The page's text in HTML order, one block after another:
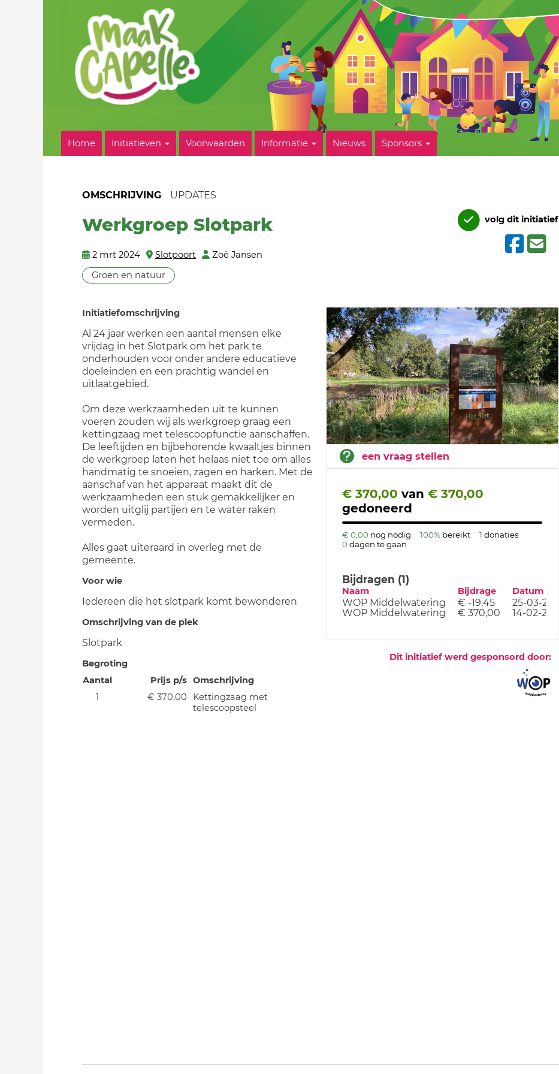
Home Initiatieven Voorwaarden Informatie Nieuws Sponsors
OMSCHRIJVING UPDATES
Werkgroep Slotpark
2 mrt 2024 Slotpoort
Zoë Jansen
Groen en natuur
volg dit initiatief
een vraag stellen
€ 370,00 van € 370,00
gedoneerd
€ 0,00 nog nodig 100% bereikt 1 donaties
0 dagen te gaan
Bijdragen (1)
Naam Bijdrage Datum
WOP Middelwatering € -19,45
25-03-24
WOP Middelwatering
€ 370,00 14-02-24
Dit initiatief werd gesponsord door:
Initiatiefomschrijving
Al 24 jaar werken een aantal mensen elke
vrijdag in het Slotpark om het park te
onderhouden voor onder andere educatieve
doeleinden en een prachtig wandel en
uitlaatgebied.
Om deze werkzaamheden uit te kunnen
voeren zouden wij als werkgroep graag een
kettingzaag met telescoopfunctie aanschaffen.
De leeftijden en bijbehorende kwaaltjes binnen
de werkgroep laten het helaas niet toe om alles
handmatig te snoeien, zagen en harken. Met de
aanschaf van het apparaat maakt dit de
werkzaamheden een stuk gemakkelijker en
worden uitglij partijen en te water raken
vermeden.
Alles gaat uiteraard in overleg met de
gemeente.
Voor wie
Iedereen die het slotpark komt bewonderen
Omschrijving van de plek
Slotpark
Begroting
Aantal
Prijs p/s Omschrijving
1
€ 370,00
Kettingzaag met
telescoopsteel